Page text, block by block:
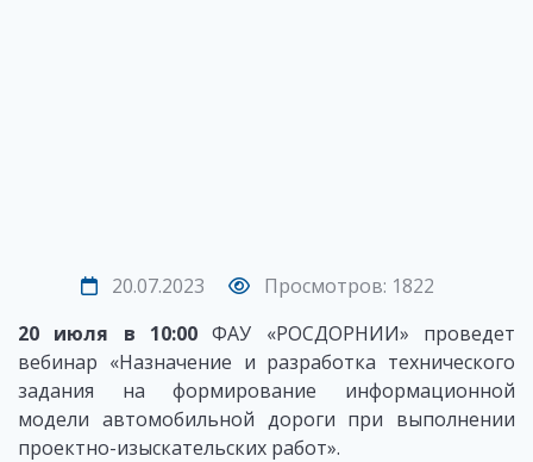
20.07.2023
Просмотров: 1822
20 июля в 10:00 ФАУ «РОСДОРНИИ» проведет
вебинар «Назначение и разработка технического
задания на формирование информационной
модели автомобильной дороги при выполнении
проектно-изыскательских работ».